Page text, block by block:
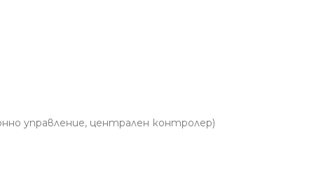
управление, централен контролер)